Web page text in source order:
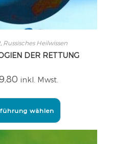
, Russisches Heilwissen
DER RETTUNG
inkl. Mwst.
wählen